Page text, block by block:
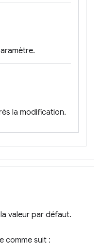
la modification.
valeur par défaut.
comme suit :